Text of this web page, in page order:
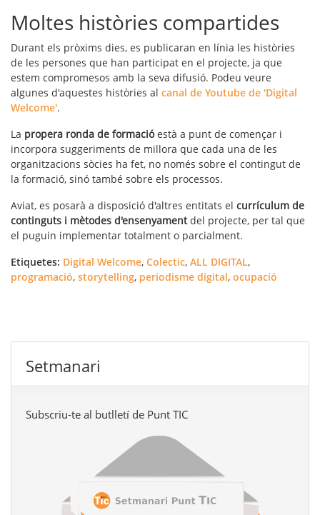
Moltes històries compartides
Durant els pròxims dies, es publicaran en línia les històries
de les persones que han participat en el projecte, ja que
estem compromesos amb la seva difusió. Podeu veure
algunes d'aquestes històries al canal de Youtube de 'Digital
Welcome'.
La propera ronda de formacióestà a punt de començar i
incorpora suggeriments de millora que cada una de les
organitzacions sòcies ha fet, no només sobre el contingut de
la formació, sinó també sobre els processos.
Aviat, es posarà a disposició d'altres entitats el currículum de
continguts i mètodes d'ensenyamentdel projecte, per tal que
el puguin implementar totalment o parcialment.
Etiquetes: Digital Welcome, Colectic, ALL DIGITAL,
programació, storytelling, periodisme digital, ocupació
Setmanari
Subscriu-te al butlletí de Punt TIC